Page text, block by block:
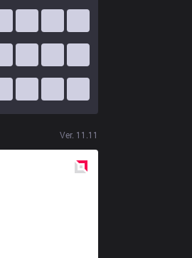
Ver. 11.11